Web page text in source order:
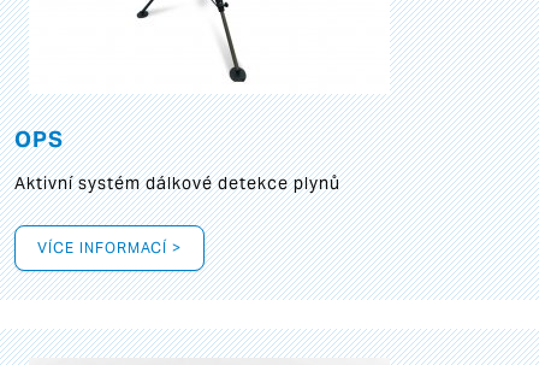
OPS
Aktivní systém dálkové detekce plynů
VÍCE INFORMACÍ >